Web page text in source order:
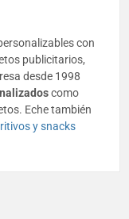
con
publicitarios,
desde 1998
como
Eche también
y snacks